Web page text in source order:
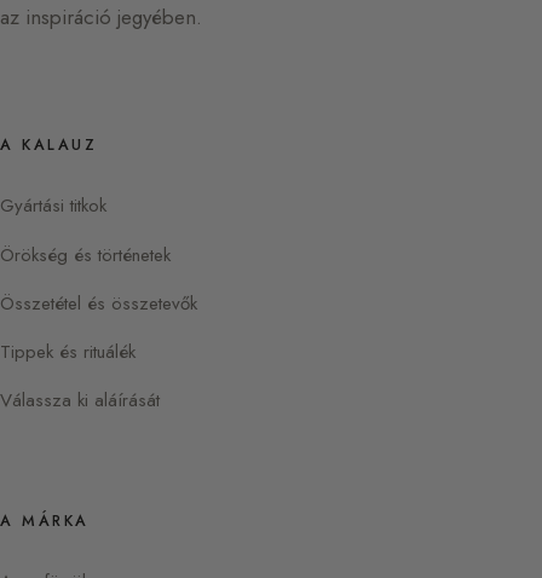
az inspiráció jegyében.
A KALAUZ
Gyártási titkok
Örökség és történetek
Összetétel és összetevők
Tippek és rituálék
Válassza ki aláírását
A MÁRKA